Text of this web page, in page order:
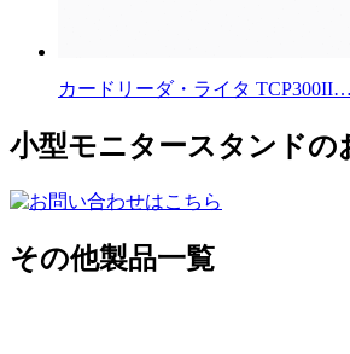
カードリーダ・ライタ TCP300II…
小型モニタースタンドの
その他製品一覧